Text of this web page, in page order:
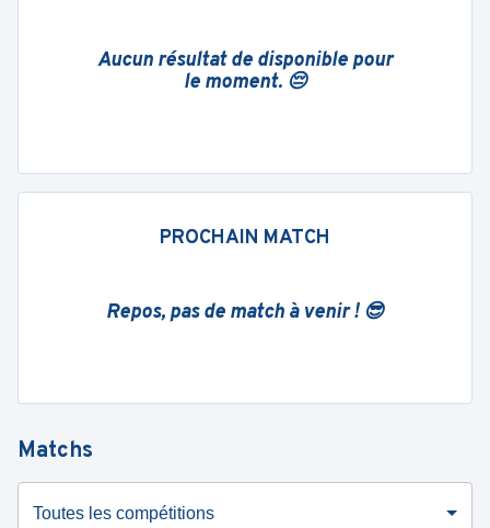
Aucun résultat de disponible pour
le moment. 😔
PROCHAIN MATCH
Repos, pas de match à venir ! 😎
Matchs
Toutes les compétitions